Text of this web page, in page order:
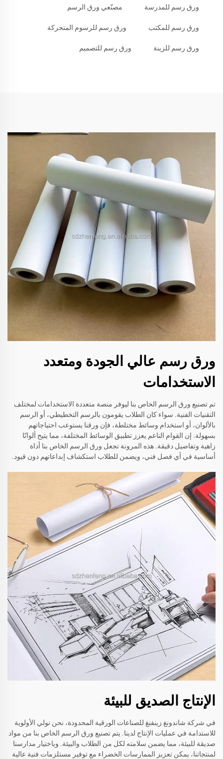
ورق رسم للمدرسة مصنّعي ورق الرسم
ورق رسم للمكتب ورق رسم للرسوم المتحركة
ورق رسم للزينة ورق رسم للتصميم
ورق رسم عالي الجودة ومتعدد
الاستخدامات
تم تصنيع ورق الرسم الخاص بنا ليوفر منصة متعددة الاستخدامات لمختلف
التقنيات الفنية. سواء كان الطلاب يقومون بالرسم التخطيطي، أو الرسم
بالألوان، أو استخدام وسائط مختلطة، فإن ورقنا يستوعب احتياجاتهم
بسهولة. إن القوام الناعم يعزز تطبيق الوسائط المختلفة، مما يتيح ألوانًا
زاهية وتفاصيل دقيقة. هذه المرونة تجعل ورق الرسم الخاص بنا أداة
أساسية في أي فصل فني، ويضمن للطلاب استكشاف إبداعاتهم دون قيود.
الإنتاج الصديق للبيئة
في شركة شاندونغ زينفنغ للصناعات الورقية المحدودة، نحن نولي الأولوية
للاستدامة في عمليات الإنتاج لدينا. يتم تصنيع ورق الرسم الخاص بنا من مواد
صديقة للبيئة، مما يضمن سلامته لكل من الطلاب والبيئة. وباختيار مدارسنا
لمنتجاتنا، يمكن تعزيز الممارسات الخضراء مع توفير مستلزمات فنية عالية